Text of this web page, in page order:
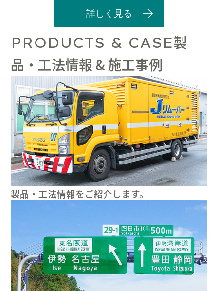
詳しく見る
PRODUCTS & CASE製
品・工法情報 & 施工事例
製品・工法情報をご紹介します。